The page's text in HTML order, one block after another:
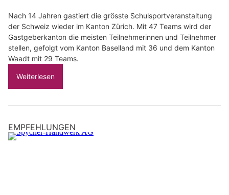
Nach 14 Jahren gastiert die grösste Schulsportveranstaltung
der Schweiz wieder im Kanton Zürich. Mit 47 Teams wird der
Gastgeberkanton die meisten Teilnehmerinnen und Teilnehmer
stellen, gefolgt vom Kanton Baselland mit 36 und dem Kanton
Waadt mit 29 Teams.
Weiterlesen
EMPFEHLUNGEN